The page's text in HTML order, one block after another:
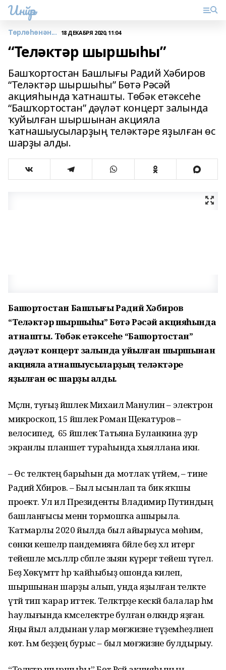
Инйәр
Төрлөһөнән... 18 ДЕКАБРЯ 2020, 11:04
“Теләктәр шыршыһы”
Башҡортостан Башлығы Радий Хәбиров
“Теләктәр шыршыһы” Бөтә Рәсәй
акцияһында ҡатнашты. Төбәк етәксеһе
“Башҡортостан” дәүләт концерт залында
ҡуйылған шыршынан акцияла
ҡатнашыусыларҙың теләктәре яҙылған өс
шарҙы алды.
Башҡортостан Башлығы Радий Хәбиров
“Теләктәр шыршыһы” Бөтә Рәсәй акцияһында
ҡатнашты. Төбәк етәксеһе “Башҡортостан”
дәүләт концерт залында ҡуйылған шыршынан
акцияла ҡатнашыусыларҙың теләктәре
яҙылған өс шарҙы алды.
Мәҫәлән, туғыҙ йәшлек Михаил Манулин – электрон
микроскоп, 15 йәшлек Роман Щекатуров –
велосипед, ә 65 йәшлек Татьяна Буланкина ҙур
экранлы планшет тураһында хыяллана икән.
– Өс теләктең барыһын да мотлаҡ үтәйем, – тине
Радий Хәбиров. – Был ысынлап та бик яҡшы
проект. Ул ил Президенты Владимир Путиндың
башланғысы менән тормошҡа ашырыла.
Ҡатмарлы 2020 йылда был айырыуса мөһим,
сөнки кешеләр пандемияға бәйле беҙ хәл итергә
тейешле мәсьәләләр сәбәпле зыян күрергә тейеш түгел.
Беҙ Хөкүмәттә һәр ҡайһыбыҙ ошонда килеп,
шыршынан шарҙы алып, унда яҙылған теләкте
үтәй тип ҡарар иттек. Теләктәрҙе кескәй балалар һәм
һаулығында кәмселектәре булған өлкәндәр яҙған.
Яңы йыл алдынан улар мөғжизәне түҙемһеҙләнеп
көтә. Һәм беҙҙең бурыс – был мөғжизәне булдырыу.